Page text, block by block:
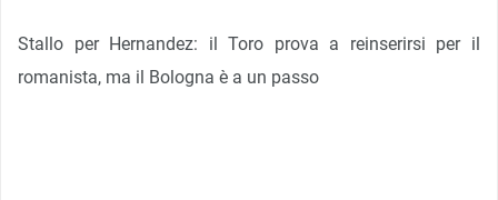
Stallo per Hernandez: il Toro prova a reinserirsi per il
romanista, ma il Bologna è a un passo